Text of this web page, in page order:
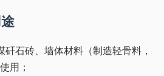
矸石砖、墙体材料（制造轻骨料，
用；